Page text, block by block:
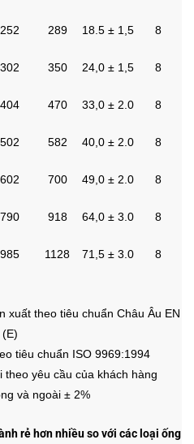
252 289 18.5 ± 1,5 8
302 350 24,0 ± 1,5 8
404 470 33,0 ± 2.0 8
502 582 40,0 ± 2.0 8
602 700 49,0 ± 2.0 8
790 918 64,0 ± 3.0 8
985 1128 71,5 ± 3.0 8
xuất theo tiêu chuẩn Châu Âu EN
tiêu chuẩn ISO 9969:1994
yêu cầu của khách hàng
và ngoài ± 2%
rẻ hơn nhiều so với các loại ống